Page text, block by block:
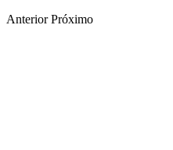
Anterior Próximo